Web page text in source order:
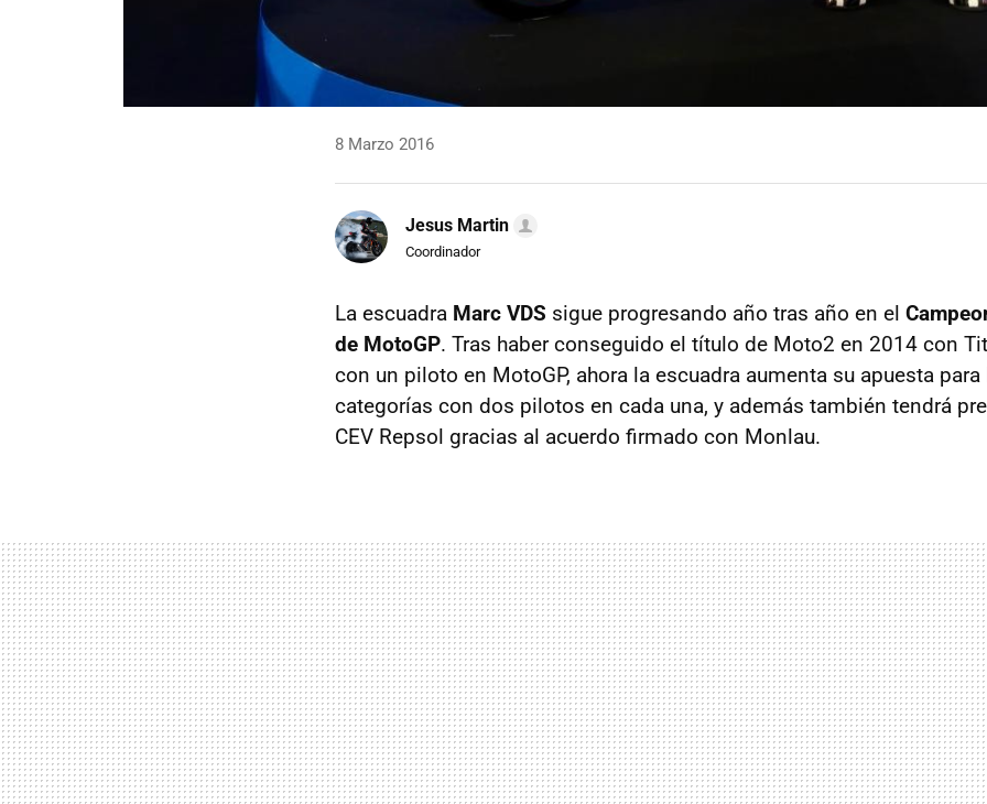
8 Marzo 2016
Jesus Martin
Coordinador
La escuadra Marc VDS sigue progresando año tras año en el
de MotoGP. Tras haber conseguido el título de Moto2 en 2014 con
con un piloto en MotoGP, ahora la escuadra aumenta su apuesta
categorías con dos pilotos en cada una, y además también tendrá
CEV Repsol gracias al acuerdo firmado con Monlau.